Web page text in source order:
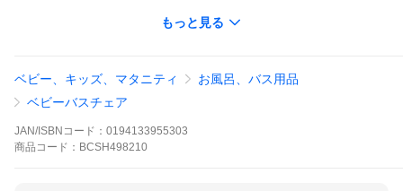
もっと見る
ベビー、キッズ、マタニティ
お風呂、バス用品
ベビーバスチェア
JAN/ISBNコード： 0194133955303
商品 コード： BCSH498210